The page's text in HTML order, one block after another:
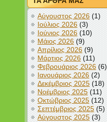
Αύγουστος 2026(1)
Ιούλιος 2026(3)
Ιούνιος 2026(10)
Μάιος 2026(9)
Απρίλιος 2026(9)
Μάρτιος 2026(11)
Φεβρουάριος 2026(6)
Ιανουάριος 2026(2)
Δεκέμβριος 2025(18)
Νοέμβριος 2025(11)
Οκτώβριος 2025(12)
Σεπτέμβριος 2025(5)
Αύγουστος 2025(3)